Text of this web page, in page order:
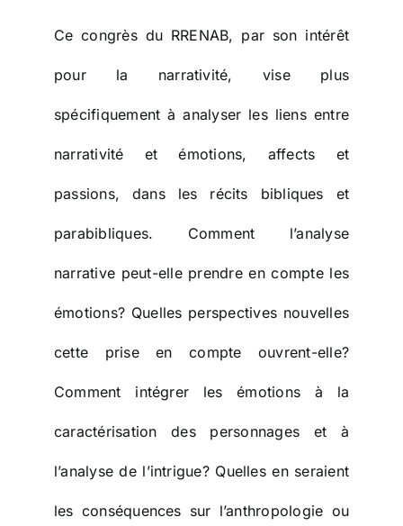
Ce congrès du RRENAB, par son intérêt
pour la narrativité, vise plus
spécifiquement à analyser les liens entre
narrativité et émotions, affects et
passions, dans les récits bibliques et
parabibliques. Comment l’analyse
narrative peut-elle prendre en compte les
émotions? Quelles perspectives nouvelles
cette prise en compte ouvrent-elle?
Comment intégrer les émotions à la
caractérisation des personnages et à
l’analyse de l’intrigue? Quelles en seraient
les conséquences sur l’anthropologie ou